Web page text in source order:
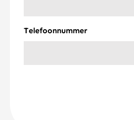
Telefoonnummer